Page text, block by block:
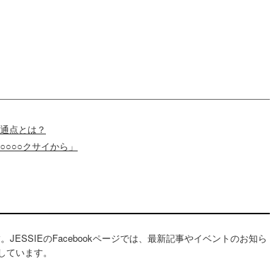
点とは？
クサイから」
JESSIEのFacebookページでは、最新記事やイベントのお知ら
います。